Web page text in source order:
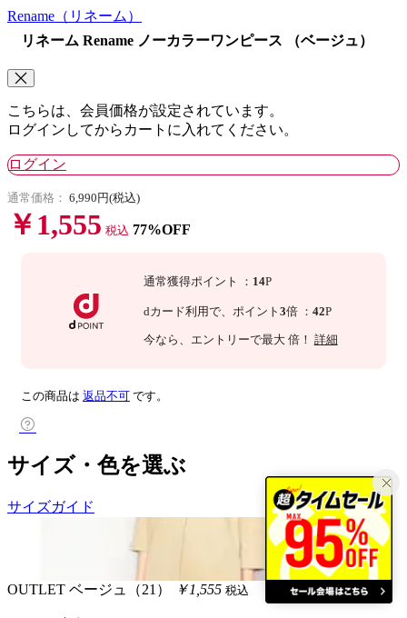
Rename （リネーム）
リネーム Rename ノーカラーワンピース （ベージュ）
こちらは、会員価格が設定されています。
ログインしてからカートに入れてください。
ログイン
通常価格： 6,990円(税込)
￥1,555 税込 77%OFF
通常獲得ポイント ： 14P
dカード利用で、 ポイント 3倍 ： 42P
今なら 、エントリーで最大 倍！ 詳細
この商品は 返品不可 です。
サイズ・色を選ぶ
サイズガイド
OUTLET ベージュ（21） ￥1,555 税込